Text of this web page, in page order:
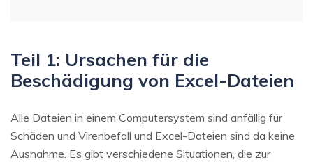
Teil 1: Ursachen für die
Beschädigung von Excel-Dateien
Alle Dateien in einem Computersystem sind anfällig für
Schäden und Virenbefall und Excel-Dateien sind da keine
Ausnahme. Es gibt verschiedene Situationen, die zur